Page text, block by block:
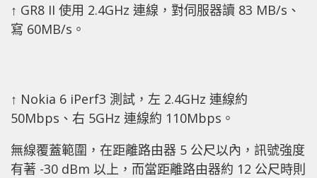
↑ GR8 II 使用 2.4GHz 連線，對伺服器讀 83 MB/s、
寫 60MB/s。
↑ Nokia 6 iPerf3 測試，左 2.4GHz 連線約
50Mbps、右 5GHz 連線約 110Mbps。
無線覆蓋範圍，在距離路由器 5 公尺以內，訊號強度
有著 -30 dBm 以上，而當距離路由器約 12 公尺時則